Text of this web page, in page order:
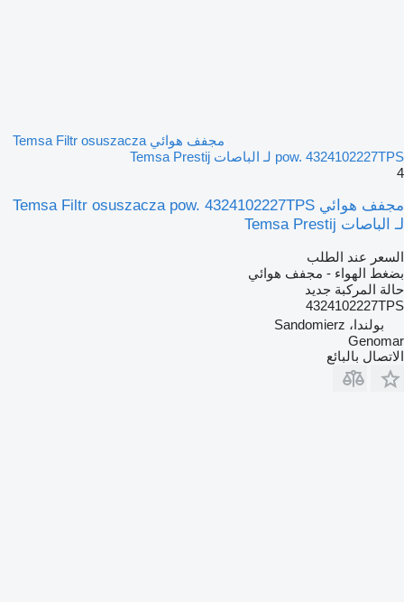
مجفف هوائي Temsa Filtr osuszacza
pow. 4324102227TPS لـ الباصات Temsa Prestij
4
مجفف هوائي Temsa Filtr osuszacza pow. 4324102227TPS
لـ الباصات Temsa Prestij
السعر عند الطلب
بضغط الهواء - مجفف هوائي
حالة المركبة جديد
4324102227TPS
بولندا، Sandomierz
Genomar
الاتصال بالبائع